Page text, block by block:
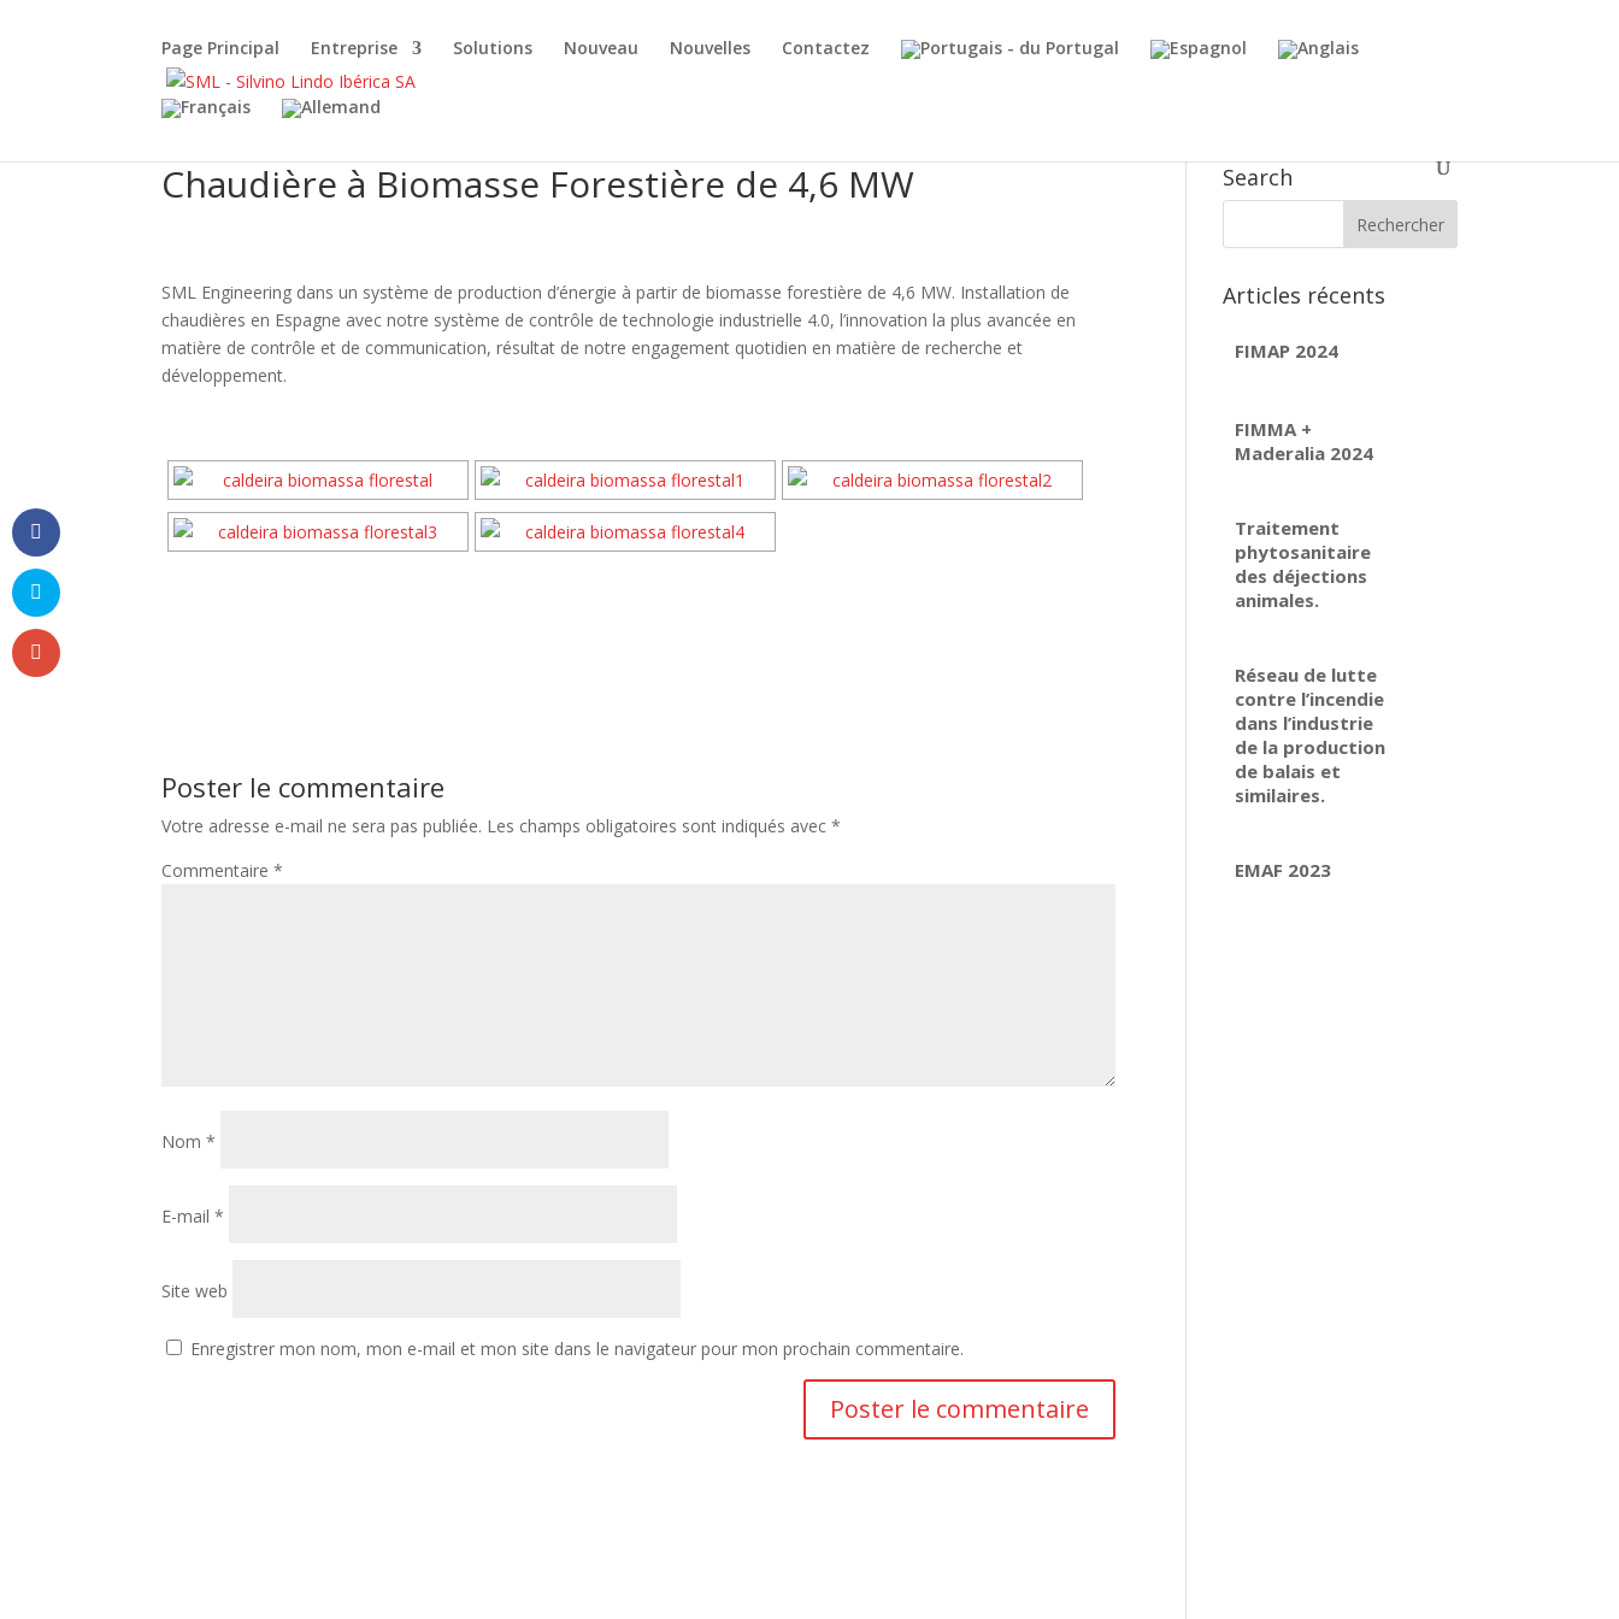
Page Principal Entreprise Solutions Nouveau Nouvelles Contactez
Chaudière à Biomasse Forestière de 4,6 MW
SML Engineering dans un système de production d’énergie à partir de biomasse forestière de 4,6 MW. Installation de
chaudières en Espagne avec notre système de contrôle de technologie industrielle 4.0, l’innovation la plus avancée en
matière de contrôle et de communication, résultat de notre engagement quotidien en matière de recherche et
développement.
Poster le commentaire
Votre adresse e-mail ne sera pas publiée. Les champs obligatoires sont indiqués avec*
Commentaire*
Nom*
E-mail*
Site web
Enregistrer mon nom, mon e-mail et mon site dans le navigateur pour mon prochain commentaire.
Search
Articles récents
FIMAP 2024
FIMMA +
Maderalia 2024
Traitement
phytosanitaire
des déjections
animales.
Réseau de lutte
contre l’incendie
dans l’industrie
de la production
de balais et
similaires.
EMAF 2023